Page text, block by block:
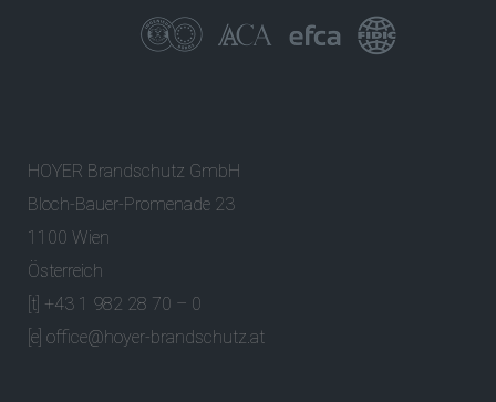
HOYER Brandschutz GmbH
Bloch-Bauer-Promenade 23
1100 Wien
Österreich
[t] +43 1 982 28 70 – 0
[e] office@hoyer-brandschutz.at